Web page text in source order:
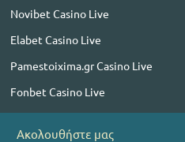
Novibet Casino Live
Elabet Casino Live
Pamestoixima.gr Casino Live
Fonbet Casino Live
Ακολουθήστε μας